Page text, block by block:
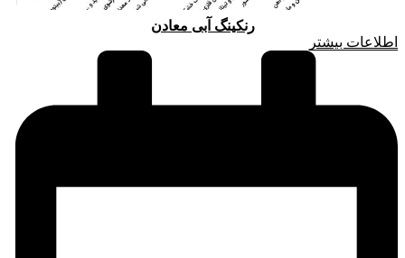
رنکینگ آبی معادن
اطلاعات بیشتر